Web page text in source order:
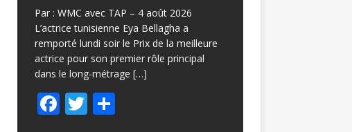
Par : WMC avec TAP – 4 août 2026
L’actrice tunisienne Eya Bellagha a
remporté lundi soir le Prix de la meilleure
actrice pour son premier rôle principal
dans le long-métrage […]
F T P